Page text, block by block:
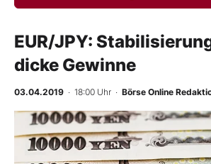
Anlageprodukte
Finanz-Check
BO-Musterdepots
EUR/JPY:
dicke Gewinne
03.04.2019 · 18:00 Uhr · Börse Online